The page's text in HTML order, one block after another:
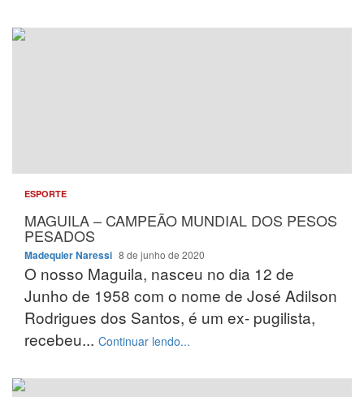
ESPORTE
MAGUILA – CAMPEÃO MUNDIAL DOS PESOS
PESADOS
Madequier Naressi 8 de junho de 2020
O nosso Maguila, nasceu no dia 12 de
Junho de 1958 com o nome de José Adilson
Rodrigues dos Santos, é um ex- pugilista,
recebeu... Continuar lendo...